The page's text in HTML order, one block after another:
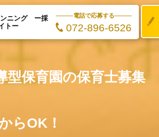
ンニング ー採
トー
電話で応募する
072-896-6526
型保育園の保育士募集
らOK！